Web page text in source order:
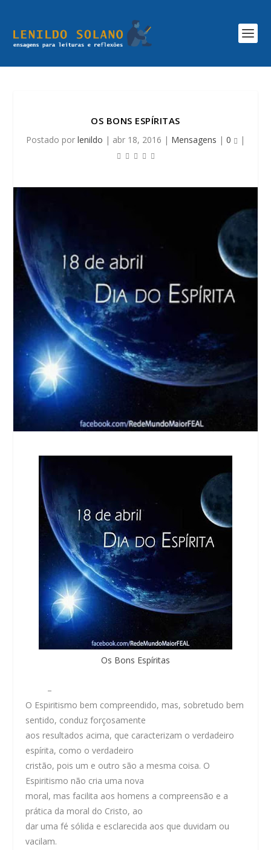
OS BONS ESPÍRITAS
Postado por lenildo | abr 18, 2016 | Mensagens | 0 |
Os Bons Espíritas
–
O Espiritismo bem compreendido, mas, sobretudo bem
sentido, conduz forçosamente
aos resultados acima, que caracterizam o verdadeiro
espírita, como o verdadeiro
cristão, pois um e outro são a mesma coisa. O
Espiritismo não cria uma nova
moral, mas facilita aos homens a compreensão e a
prática da moral do Cristo, ao
dar uma fé sólida e esclarecida aos que duvidam ou
vacilam.